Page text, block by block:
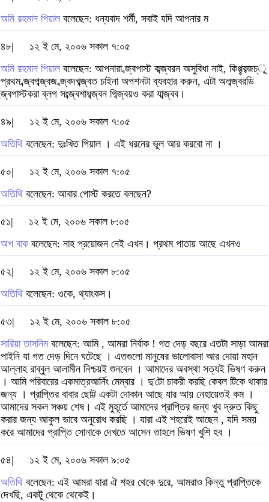
অমি রহমান পিয়াল বলেছেন: ধন্যবাদ শর্মী, সবাই যদি আপনার ম
৪৮|
১২ ই মে, ২০০৬ সকাল ৭:০৫
অমি রহমান পিয়াল বলেছেন: আপনারা ব্জ্বপাস্ট কব্জ্বরন অসুবিধা নাই, কিপ্পৃ্বব্জচ্ু
প্রথম ব্জ্বপব্জ্বজ ব্জ্বদখব্জ্বত চাইনা অপশনটা ব্যবহার করুন, এটা অলব্জ্বরডি
ব্জ্বপাস্টকরা ব্লগ সংব্জ্বশাধব্জ্বন গিব্জ্বয়ও করা যাব্জ্বব।
৪৯|
১২ ই মে, ২০০৬ সকাল ৭:০৫
অতিথি বলেছেন: দুঃখিত পিয়াল । এই ধরনের ভুল আর করবো না ।
৫০|
১২ ই মে, ২০০৬ সকাল ৭:০৫
অতিথি বলেছেন: আবার পোস্ট করতে বলছেন?
৫১|
১২ ই মে, ২০০৬ সকাল ৮:০৫
অপ বাকবলেছেন: নাহ প্রয়োজন নেই এখন। প্রথম পাতায় আছে এখনও
৫২|
১২ ই মে, ২০০৬ সকাল ৮:০৫
অতিথি বলেছেন: ওকে, থ্যাংকস।
৫৩|
১২ ই মে, ২০০৬ সকাল ৮:০৫
সারিয়া তাসনিমবলেছেন: আমি , আমরা নির্বাক ! গত দেড় বছরে এতটা সাড়া আমরা
পাইনি যা গত দেড় দিনে ঘটেছে । এতগুলো মানুষের ভালোবাসা আর দোয়া মহান
আল্লাহ রাব্বুল আলামীন নিশ্চয়ই শুনবেন । আমাদের অবস্থা সত্যই ভিষণ করুন
। আমি পরিবারের একমাত্রআর্নিং মেম্বার । দু'টো চাকরী করছি কেবল টিকে থাকার
জন্য । প্রাপ্তির বাবার ছোট্ট একটা দোকান আছে যার আয় নেহায়েতই কম ।
আমাদের সকল সঞ্চয় শেষ। এই মুহূর্তে আমাদের প্রাপ্তির জন্য খুব দ্রুত কিছু
করার জন্য আকুল ভাবে অনুরোধ করছি । যারা এই শহরেই আছেন , যদি সময়
করে আমাদের প্রাপ্তি সোনাকে দেখতে আসেন তাহলে ভিষণ খুশি হব ।
৫৪|
১২ ই মে, ২০০৬ সকাল ৯:০৫
অতিথি বলেছেন: এই আমরা যারা ঐ শহর থেকে দুরে, আমরাও কিন্তু প্রাপ্তিকে
দেখছি, একটু থেকে থেকেই।